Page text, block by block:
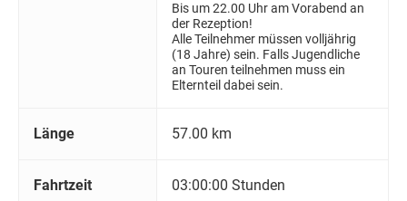
Bis um 22.00 Uhr am Vorabend an
der Rezeption!
Alle Teilnehmer müssen volljährig
(18 Jahre) sein. Falls Jugendliche
an Touren teilnehmen muss ein
Elternteil dabei sein.
Länge 57.00 km
Fahrtzeit 03:00:00 Stunden